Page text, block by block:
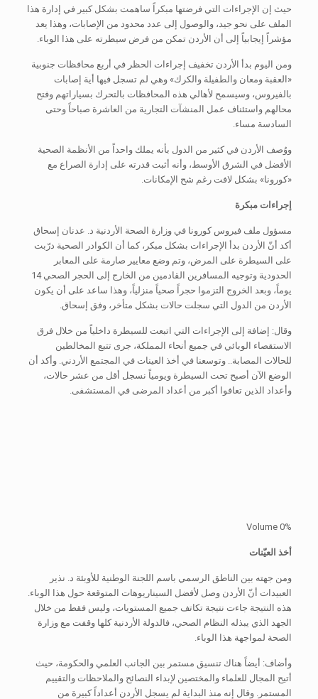
حيث إن الإجراءات التي فرضتها مبكراً ساهمت بشكل كبير في إدارة هذا
الملف على نحو جيد، والوصول إلى عدد محدود من الإصابات، وهذا يعد
مؤشراً إيجابياً إلى أن الأردن تمكن من فرض سيطرته على هذا الوباء.
ومن اليوم بدأ الأردن تخفيف إجراءات الحظر في أربع محافظات جنوبية
«العقبة ومعان والطفيلة والكرك» وهي لم تسجل فيها أية إصابات
بالفيروس، وسيسمح لأهالي هذه المحافظات بالتحرك بسياراتهم وفتح
محالهم واستئناف عمل المنشآت التجارية من العاشرة صباحاً وحتى
السادسة مساء.
ووُصف الأردن في كثير من الدول بأنه يملك واحداً من الأنظمة الصحية
الأفضل في الشرق الأوسط، وأنه أثبت قدرته على إدارة الصراع مع
«كورونا» بشكل لافت رغم شح الإمكانات.
إجراءات مبكرة
مسؤول ملف فيروس كورونا في وزارة الصحة الأردنية د. عدنان إسحاق
أكد أنّ الأردن بدأ الإجراءات بشكل مبكر، كما أن الكوادر الصحية درّبت
على السيطرة على المرض، وتم وضع معايير صارمة على المعابر
الحدودية وتوجيه المسافرين القادمين من الخارج إلى الحجر الصحي 14
يوماً، وبعد الخروج التزموا حجراً صحياً منزلياً، وهذا ساعد على أن يكون
الأردن من الدول التي سجلت حالات بشكل متأخر، وفق إسحاق.
وقال: إضافة إلى الإجراءات التي اتبعت للسيطرة داخلياً من خلال فرق
الاستقصاء الوبائي في جميع أنحاء المملكة، جرى تتبع المخالطين
للحالات المصابة.. وتوسعنا في أخذ العينات في المجتمع الأردني. وأكد أن
الوضع الآن أصبح تحت السيطرة ويومياً نسجل أقل من عشر حالات،
وأعداد الذين تعافوا أكبر من أعداد المرضى في المستشفى.
Volume 0%
أخذ العيّنات
ومن جهته بين الناطق الرسمي باسم اللجنة الوطنية للأوبئة د. نذير
العبيدات أنّ الأردن وصل لأفضل السيناريوهات المتوقعة حول هذا الوباء.
هذه النتيجة جاءت نتيجة تكاتف جميع المستويات، وليس فقط من خلال
الجهد الذي يبذله النظام الصحي، فالدولة الأردنية كلها وقفت مع وزارة
الصحة لمواجهة هذا الوباء.
وأضاف: أيضاً هناك تنسيق مستمر بين الجانب العلمي والحكومة، حيث
أتيح المجال للعلماء والمختصين لإبداء النصائح والملاحظات والتقييم
المستمر. وقال إنه منذ البداية لم يسجل الأردن أعداداً كبيرة من